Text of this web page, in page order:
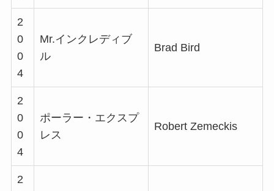
2
0
0
4
Mr.インクレディブ
ル
Brad Bird
2
0
0
4
ポーラー・エクスプ
レス
Robert Zemeckis
2